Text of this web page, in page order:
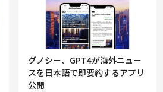
グノシー、GPT4が海外ニュー
スを日本語で即要約するアプリ
公開